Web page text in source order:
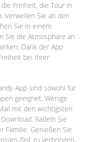
Freiheit, die Tour in
Verweilen Sie an den
Sie in einem
Sie die Atmosphäre an
Dank der App
bei Ihrer
App sind sowohl für
geeignet. Wenige
mit den wichtigsten
Radeln Sie
Familie. Genießen Sie
Zeit zu verbringen,